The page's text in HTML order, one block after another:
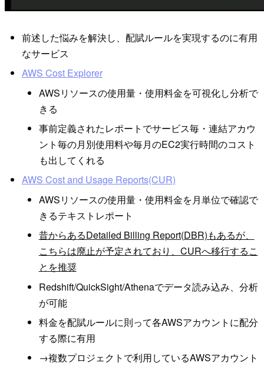
前述した悩みを解決し、配賦ルールを実現するのに有用
なサービス
AWS Cost Explorer
AWSリソースの使用量・使用料金を可視化し分析で
きる
事前定義されたレポートでサービス毎・連結アカウ
ント毎の月別使用料や毎月のEC2実行時間のコスト
も出してくれる
AWS Cost and Usage Reports(CUR)
AWSリソースの使用量・使用料金を月単位で確認で
きるテキストレポート
昔からあるDetailed Billing Report(DBR)もあるが、
こちらは廃止が予定されており、CURへ移行するこ
とを推奨
Redshift/QuickSight/Athenaでデータ読み込み、分析
が可能
料金を配賦ルールに則って各AWSアカウントに配分
する際に有用
→複数プロジェクトで利用しているAWSアカウント